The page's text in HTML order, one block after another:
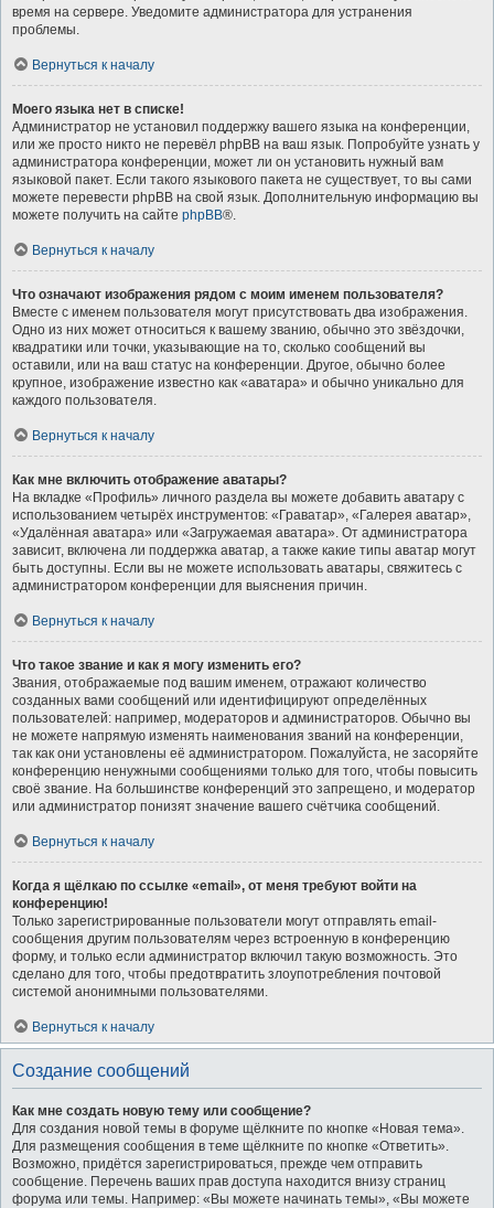
время на сервере. Уведомите администратора для устранения
проблемы.
Вернуться к началу
Моего языка нет в списке!
Администратор не установил поддержку вашего языка на конференции,
или же просто никто не перевёл phpBB на ваш язык. Попробуйте узнать у
администратора конференции, может ли он установить нужный вам
языковой пакет. Если такого языкового пакета не существует, то вы сами
можете перевести phpBB на свой язык. Дополнительную информацию вы
можете получить на сайте phpBB®.
Вернуться к началу
Что означают изображения рядом с моим именем пользователя?
Вместе с именем пользователя могут присутствовать два изображения.
Одно из них может относиться к вашему званию, обычно это звёздочки,
квадратики или точки, указывающие на то, сколько сообщений вы
оставили, или на ваш статус на конференции. Другое, обычно более
крупное, изображение известно как «аватара» и обычно уникально для
каждого пользователя.
Вернуться к началу
Как мне включить отображение аватары?
На вкладке «Профиль» личного раздела вы можете добавить аватару с
использованием четырёх инструментов: «Граватар», «Галерея аватар»,
«Удалённая аватара» или «Загружаемая аватара». От администратора
зависит, включена ли поддержка аватар, а также какие типы аватар могут
быть доступны. Если вы не можете использовать аватары, свяжитесь с
администратором конференции для выяснения причин.
Вернуться к началу
Что такое звание и как я могу изменить его?
Звания, отображаемые под вашим именем, отражают количество
созданных вами сообщений или идентифицируют определённых
пользователей: например, модераторов и администраторов. Обычно вы
не можете напрямую изменять наименования званий на конференции,
так как они установлены её администратором. Пожалуйста, не засоряйте
конференцию ненужными сообщениями только для того, чтобы повысить
своё звание. На большинстве конференций это запрещено, и модератор
или администратор понизят значение вашего счётчика сообщений.
Вернуться к началу
Когда я щёлкаю по ссылке «email», от меня требуют войти на
конференцию!
Только зарегистрированные пользователи могут отправлять email-
сообщения другим пользователям через встроенную в конференцию
форму, и только если администратор включил такую возможность. Это
сделано для того, чтобы предотвратить злоупотребления почтовой
системой анонимными пользователями.
Вернуться к началу
Создание сообщений
Как мне создать новую тему или сообщение?
Для создания новой темы в форуме щёлкните по кнопке «Новая тема».
Для размещения сообщения в теме щёлкните по кнопке «Ответить».
Возможно, придётся зарегистрироваться, прежде чем отправить
сообщение. Перечень ваших прав доступа находится внизу страниц
форума или темы. Например: «Вы можете начинать темы», «Вы можете